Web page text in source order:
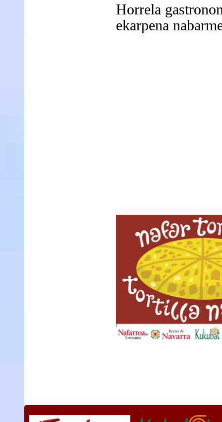
Horrela
ekarpena